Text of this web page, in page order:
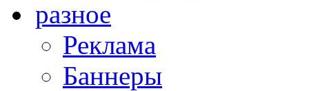
разное
Реклама
Баннеры